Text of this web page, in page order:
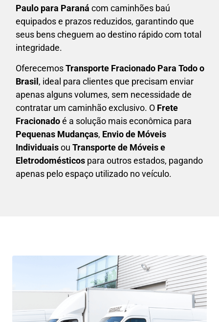
Paulo para Paraná com caminhões baú
equipados e prazos reduzidos, garantindo que
seus bens cheguem ao destino rápido com total
integridade.
OferecemosTransporte Fracionado Para Todo o
Brasil, ideal para clientes que precisam enviar
apenas alguns volumes, sem necessidade de
contratar um caminhão exclusivo. O Frete
Fracionadoé a solução mais econômica para
Pequenas Mudanças, Envio de Móveis
Individuaisou Transporte de Móveis e
Eletrodomésticos para outros estados, pagando
apenas pelo espaço utilizado no veículo.